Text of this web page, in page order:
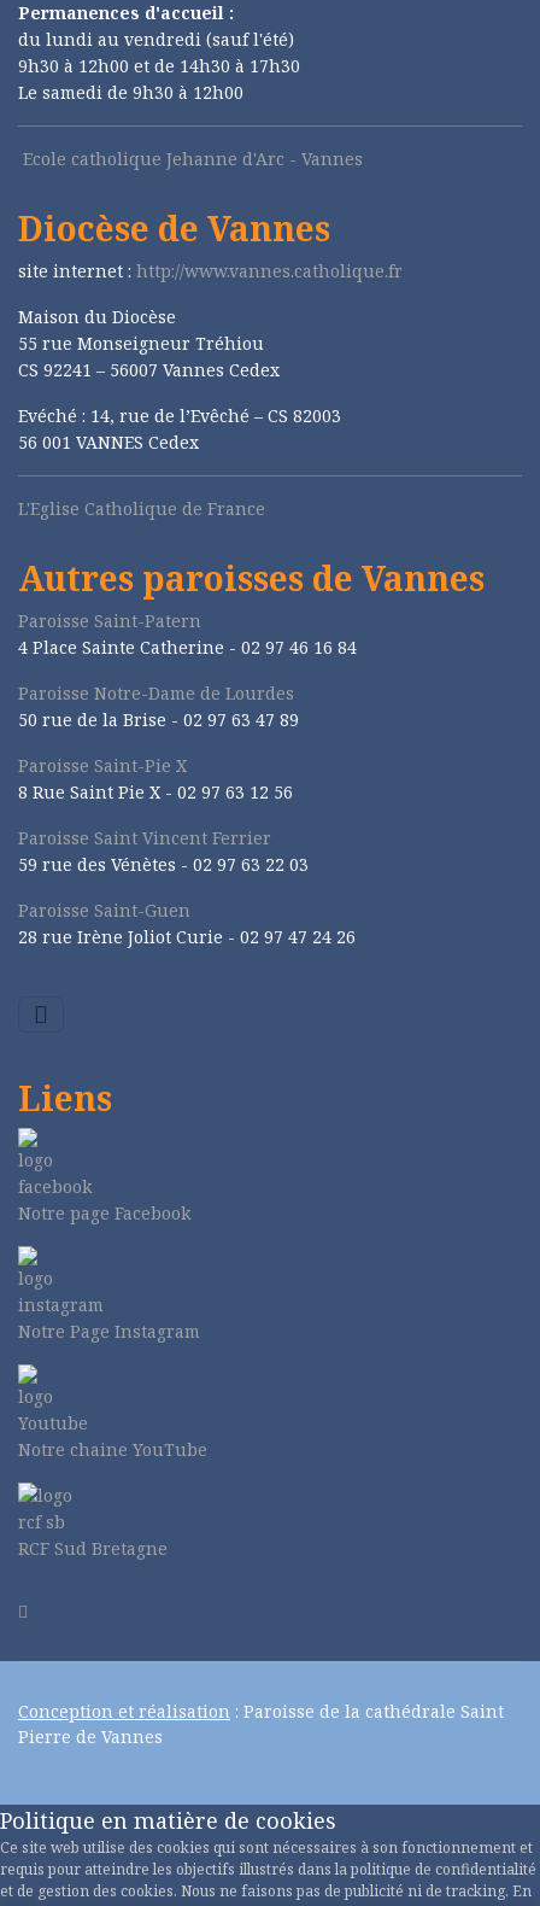
Permanences d'accueil :
du lundi au vendredi (sauf l'été)
9h30 à 12h00 et de 14h30 à 17h30
Le samedi de 9h30 à 12h00
Ecole catholique Jehanne d'Arc - Vannes
Diocèse de Vannes
site internet : http://www.vannes.catholique.fr
Maison du Diocèse
55 rue Monseigneur Tréhiou
CS 92241 – 56007 Vannes Cedex
Evéché : 14, rue de l’Evêché – CS 82003
56 001 VANNES Cedex
L'Eglise Catholique de France
Autres paroisses de Vannes
Paroisse Saint-Patern
4 Place Sainte Catherine - 02 97 46 16 84
Paroisse Notre-Dame de Lourdes
50 rue de la Brise - 02 97 63 47 89
Paroisse Saint-Pie X
8 Rue Saint Pie X - 02 97 63 12 56
Paroisse Saint Vincent Ferrier
59 rue des Vénètes - 02 97 63 22 03
Paroisse Saint-Guen
28 rue Irène Joliot Curie - 02 97 47 24 26
Liens
Notre page Facebook
Notre Page Instagram
Notre chaine YouTube
RCF Sud Bretagne
Conception et réalisation : Paroisse de la cathédrale Saint
Pierre de Vannes
Politique en matière de cookies
Ce site web utilise des cookies qui sont nécessaires à son fonctionnement et
requis pour atteindre les objectifs illustrés dans la politique de confidentialité
et de gestion des cookies. Nous ne faisons pas de publicité ni de tracking. En